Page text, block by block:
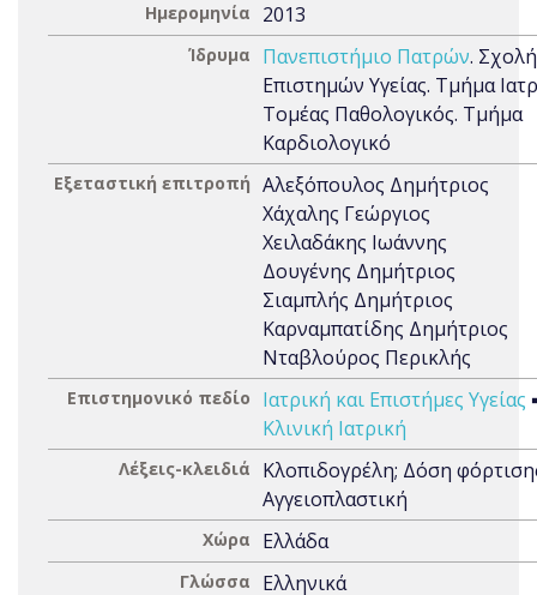
Ημερομηνία 2013
Ίδρυμα Πανεπιστήμιο Πατρών. Σχολή
Επιστημών Υγείας. Τμήμα
Τομέας Παθολογικός. Τμήμα
Καρδιολογικό
Εξεταστική επιτροπή Αλεξόπουλος Δημήτριος
Χάχαλης Γεώργιος
Χειλαδάκης Ιωάννης
Δουγένης Δημήτριος
Σιαμπλής Δημήτριος
Καρναμπατίδης Δημήτριος
Νταβλούρος Περικλής
Επιστημονικό πεδίο Ιατρική και Επιστήμες Υγείας
Κλινική Ιατρική
Λέξεις-κλειδιά
Κλοπιδογρέλη; Δόση
Αγγειοπλαστική
Χώρα Ελλάδα
Γλώσσα Ελληνικά